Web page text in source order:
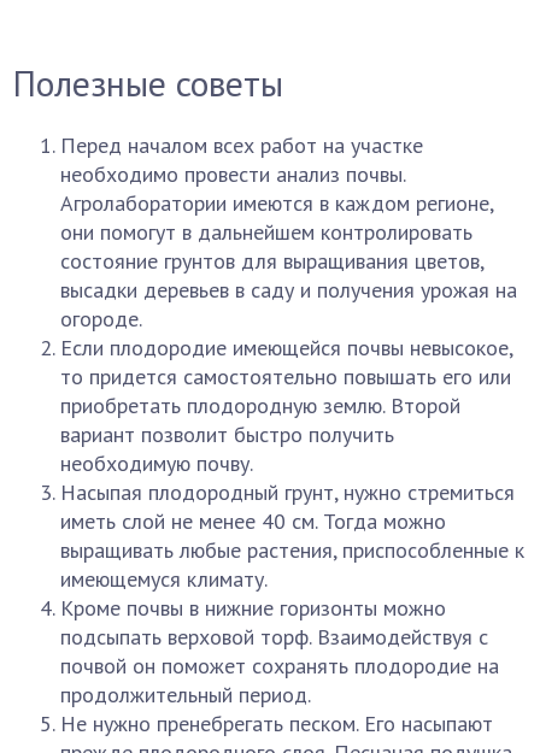
Полезные советы
Перед началом всех работ на участке
необходимо провести анализ почвы.
Агролаборатории имеются в каждом регионе,
они помогут в дальнейшем контролировать
состояние грунтов для выращивания цветов,
высадки деревьев в саду и получения урожая на
огороде.
Если плодородие имеющейся почвы невысокое,
то придется самостоятельно повышать его или
приобретать плодородную землю. Второй
вариант позволит быстро получить
необходимую почву.
Насыпая плодородный грунт, нужно стремиться
иметь слой не менее 40 см. Тогда можно
выращивать любые растения, приспособленные к
имеющемуся климату.
Кроме почвы в нижние горизонты можно
подсыпать верховой торф. Взаимодействуя с
почвой он поможет сохранять плодородие на
продолжительный период.
Не нужно пренебрегать песком. Его насыпают